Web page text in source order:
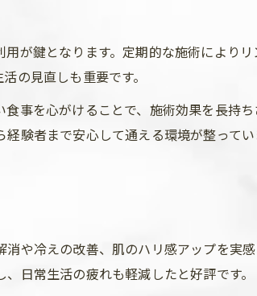
るエステのキャンペーン活用法
が鍵となります。定期的な施術により
の見直しも重要です。
事を心がけることで、施術効果を長持
験者まで安心して通える環境が整って
や冷えの改善、肌のハリ感アップを実
日常生活の疲れも軽減したと好評です。